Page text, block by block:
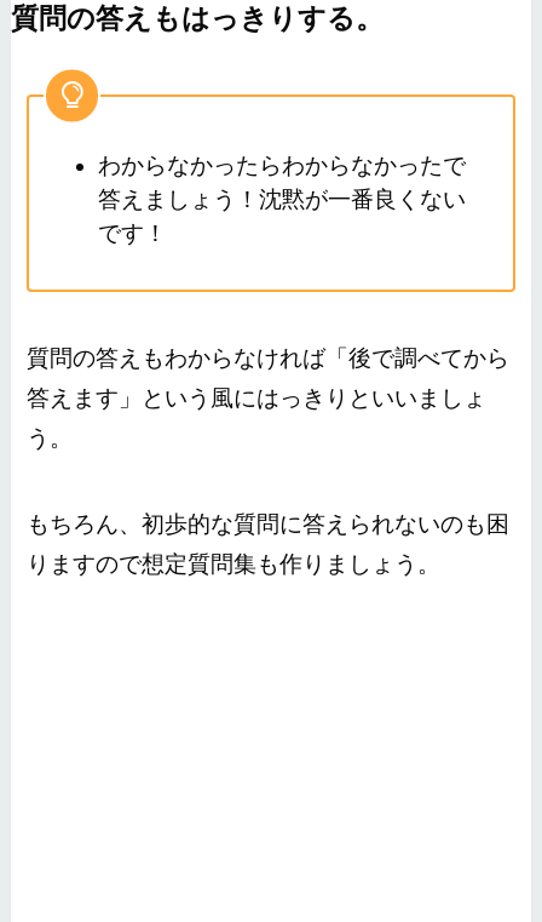
質問の答えもはっきりする。
わからなかったらわからなかったで
答えましょう！沈黙が一番良くない
です！
質問の答えもわからなければ「後で調べてから
答えます」という風にはっきりといいましょ
う。
もちろん、初歩的な質問に答えられないのも困
りますので想定質問集も作りましょう。